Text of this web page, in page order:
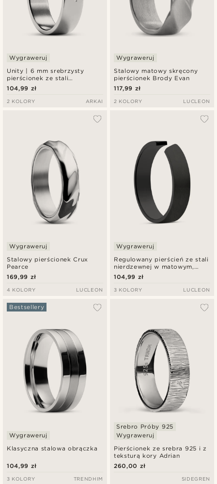
Unity | 6 mm srebrzysty
pierścionek ze stali
nierdzewnej z krzyżykiem
Wygraweruj
104,99 zł
2 KOLORY ARKAI
Stalowy matowy skręcony
pierścionek Brody Evan
Wygraweruj
117,99 zł
2 KOLORY LUCLEON
Stalowy pierścionek Crux
Pearce
Wygraweruj
169,99 zł
4 KOLORY LUCLEON
Regulowany pierścień ze stali
nierdzewnej w matowym,
czarnym odcieniu o
szerokości 5 mm
Wygraweruj
104,99 zł
3 KOLORY LUCLEON
Klasyczna stalowa obrączka
Bestsellery
Wygraweruj
104,99 zł
3 KOLORY TRENDHIM
Pierścionek ze srebra 925 i z
teksturą kory Adrian
Srebro Próby 925
Wygraweruj
260,00 zł
SIDEGREN